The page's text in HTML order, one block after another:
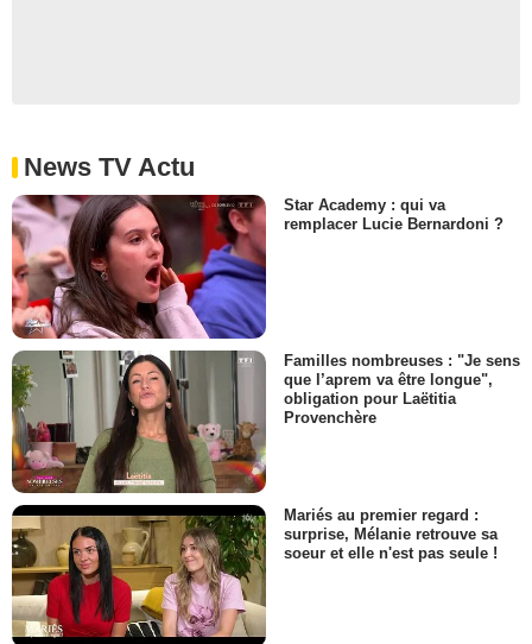
News TV Actu
Star Academy : qui va
remplacer Lucie Bernardoni ?
Familles nombreuses : "Je sens
que l’aprem va être longue",
obligation pour Laëtitia
Provenchère
Mariés au premier regard :
surprise, Mélanie retrouve sa
soeur et elle n'est pas seule !